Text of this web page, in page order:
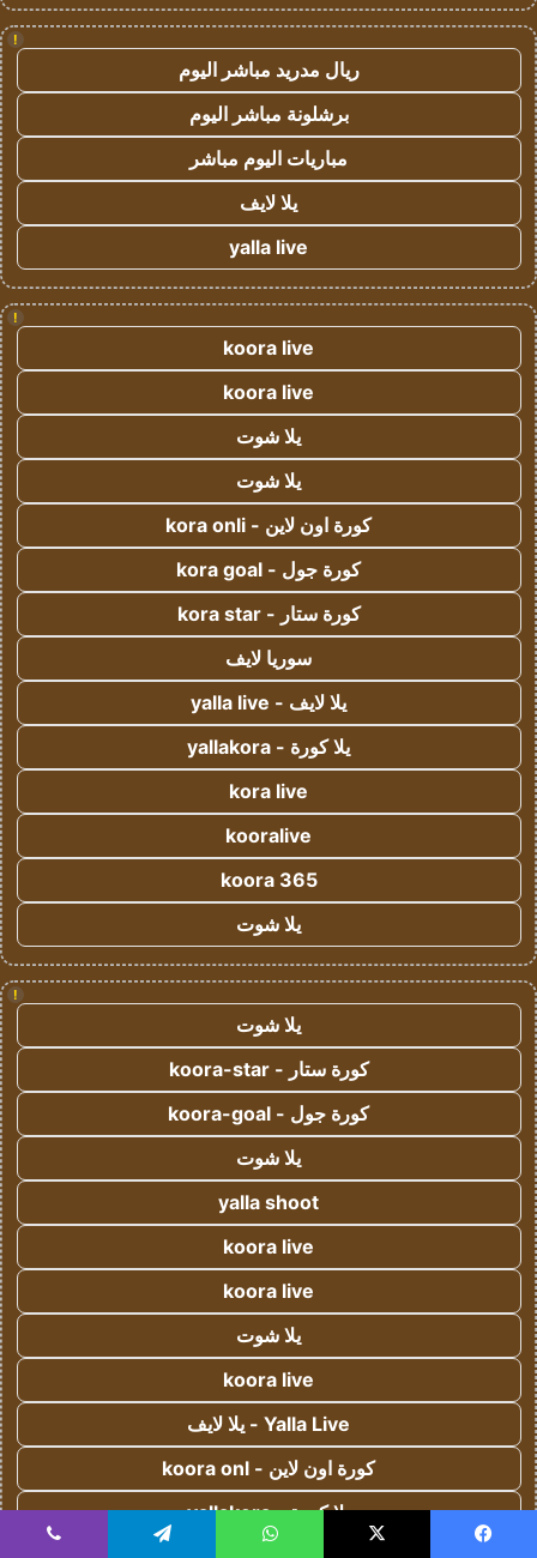
!
ريال مدريد مباشر اليوم
برشلونة مباشر اليوم
مباريات اليوم مباشر
يلا لايف
yalla live
!
koora live
koora live
يلا شوت
يلا شوت
كورة اون لاين - kora onli
كورة جول - kora goal
كورة ستار - kora star
سوريا لايف
يلا لايف - yalla live
يلا كورة - yallakora
kora live
kooralive
koora 365
يلا شوت
!
يلا شوت
كورة ستار - koora-star
كورة جول - koora-goal
يلا شوت
yalla shoot
koora live
koora live
يلا شوت
koora live
Yalla Live - يلا لايف
كورة اون لاين - koora onl
يلا كورة - yallakora